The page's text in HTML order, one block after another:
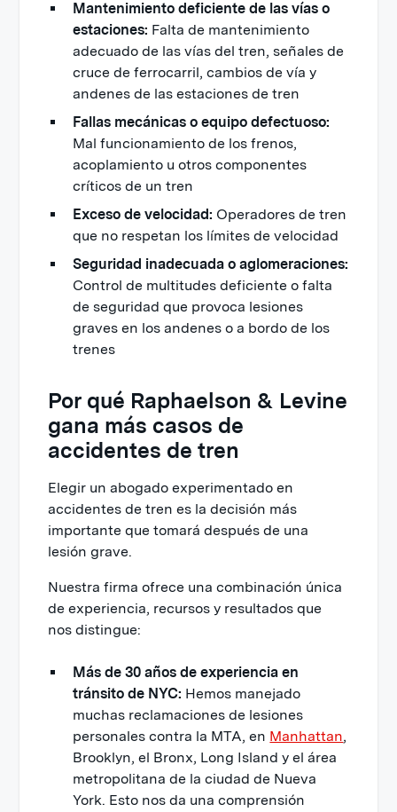
Mantenimiento deficiente de las vías o
estaciones: Falta de mantenimiento
adecuado de las vías del tren, señales de
cruce de ferrocarril, cambios de vía y
andenes de las estaciones de tren
Fallas mecánicas o equipo defectuoso:
Mal funcionamiento de los frenos,
acoplamiento u otros componentes
críticos de un tren
Exceso de velocidad: Operadores de tren
que no respetan los límites de velocidad
Seguridad inadecuada o aglomeraciones:
Control de multitudes deficiente o falta
de seguridad que provoca lesiones
graves en los andenes o a bordo de los
trenes
Por qué Raphaelson & Levine
gana más casos de
accidentes de tren
Elegir un abogado experimentado en
accidentes de tren es la decisión más
importante que tomará después de una
lesión grave.
Nuestra firma ofrece una combinación única
de experiencia, recursos y resultados que
nos distingue:
Más de 30 años de experiencia en
tránsito de NYC: Hemos manejado
muchas reclamaciones de lesiones
personales contra la MTA, en Manhattan,
Brooklyn, el Bronx, Long Island y el área
metropolitana de la ciudad de Nueva
York. Esto nos da una comprensión